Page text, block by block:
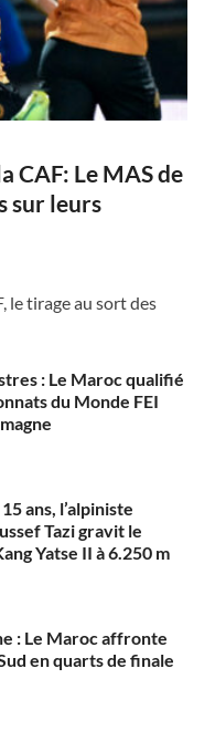
CAF: Le MAS de
sur leurs
le tirage au sort des
: Le Maroc qualifié
du Monde FEI
ans, l’alpiniste
Tazi gravit le
Yatse II à 6.250 m
: Le Maroc affronte
en quarts de finale